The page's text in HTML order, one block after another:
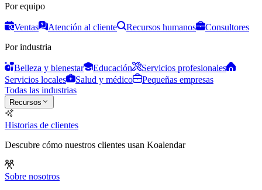
Por equipo
Ventas Atención al cliente Recursos humanos
Consultores
Por industria
Belleza y bienestar Educación
Servicios profesionales
Servicios locales
Salud y médico
Pequeñas empresas
Todas las industrias
Recursos
Historias de clientes
Descubre cómo nuestros clientes usan Koalendar
Sobre nosotros